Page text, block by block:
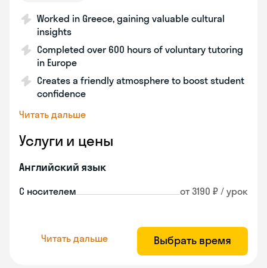
Worked in Greece, gaining valuable cultural
insights
Completed over 600 hours of voluntary tutoring
in Europe
Creates a friendly atmosphere to boost student
confidence
Читать дальше
Услуги и цены
Английский язык
С носителем от 3190 ₽ / урок
Читать дальше Выбрать время